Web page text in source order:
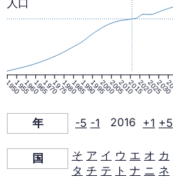
ッ
ド
2016
19501955196019651970197519801985199019952000200520102015202020252030
年 -5 -1 2016 +1 +5
国 そ ア イ ウ エ オ カ
タ チ テ ト ナ ニ ネ